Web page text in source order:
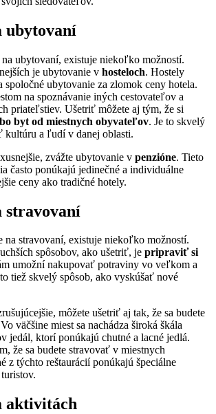
ubytovaní
ubytovaní, existuje niekoľko možností.
je ubytovanie v hosteloch. Hostely
spoločné ubytovanie za zlomok ceny hotela.
na spoznávanie iných cestovateľov a
priateľstiev. Ušetriť môžete aj tým, že si
byt od miestnych obyvateľov. Je to skvelý
kultúru a ľudí v danej oblasti.
zvážte ubytovanie v penzióne. Tieto
často ponúkajú jedinečné a individuálne
ceny ako tradičné hotely.
stravovaní
na stravovaní, existuje niekoľko možností.
spôsobov, ako ušetriť, je pripraviť si
umožní nakupovať potraviny vo veľkom a
tiež skvelý spôsob, ako vyskúšať nové
môžete ušetriť aj tak, že sa budete
väčšine miest sa nachádza široká škála
jedál, ktorí ponúkajú chutné a lacné jedlá.
že sa budete stravovať v miestnych
z týchto reštaurácií ponúkajú špeciálne
aktivitách